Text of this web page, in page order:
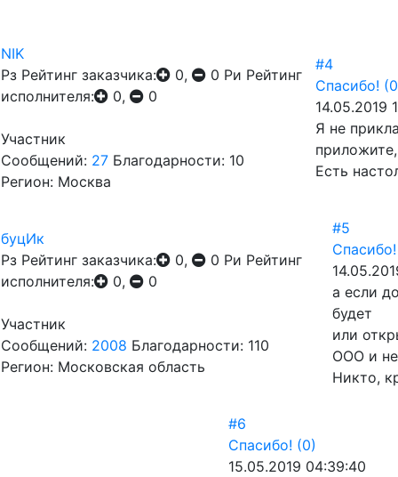
NIK
Рз Рейтинг заказчика: 0, 0 Ри Рейтинг
исполнителя:
0, 0
Участник
Сообщений: 27 Благодарности: 10
Регион: Москва
#4
Спасибо!
14.05.2019
Я не
Есть
буцИк
Рз Рейтинг заказчика: 0, 0 Ри Рейтинг
исполнителя:
0, 0
Участник
Сообщений: 2008 Благодарности: 110
Регион: Московская область
#5
Спасибо!
а если
будет
или
ООО и
Никто,
#6
Спасибо! (0)
15.05.2019 04:39:40